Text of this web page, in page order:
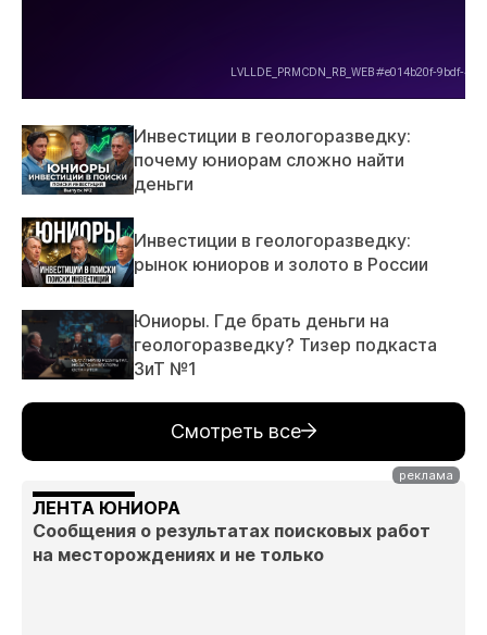
Инвестиции в геологоразведку:
почему юниорам сложно найти
деньги
Инвестиции в геологоразведку:
рынок юниоров и золото в России
Юниоры. Где брать деньги на
геологоразведку? Тизер подкаста
ЗиТ №1
Смотреть все
ЛЕНТА ЮНИОРА
Сообщения о результатах поисковых работ
на месторождениях и не только